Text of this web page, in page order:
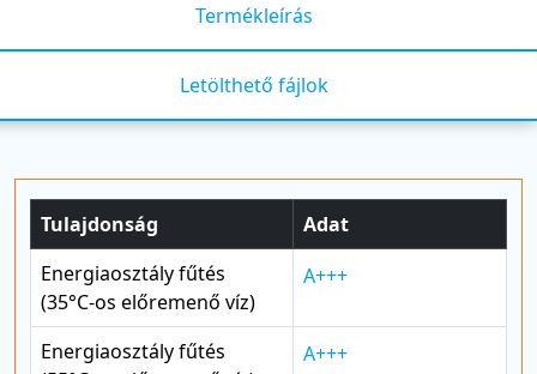
Termékleírás
Letölthető fájlok
Tulajdonság
Adat
Energiaosztály fűtés
(35°C-os előremenő víz)
A+++
Energiaosztály fűtés
A+++